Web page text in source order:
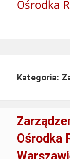
Ośrodka
Kategoria:
Ośrodka